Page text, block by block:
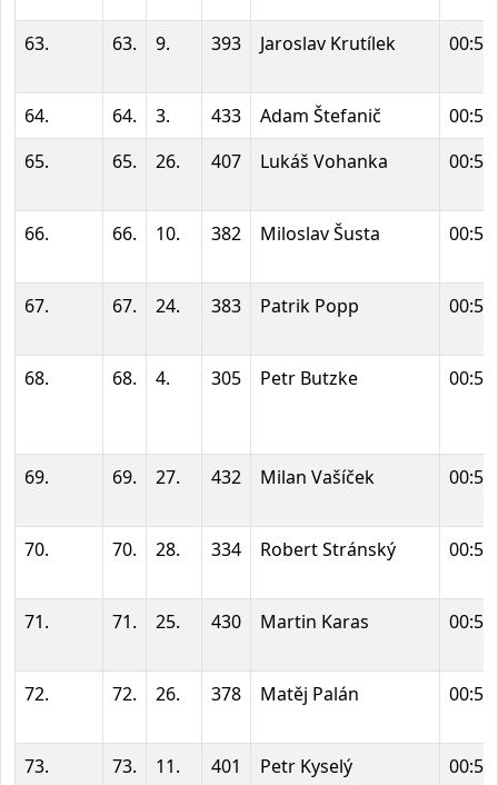
63. 63. 9. 393 Jaroslav Krutílek
64. 64. 3. 433 Adam Štefanič
65.
65. 26. 407 Lukáš Vohanka
66. 66. 10. 382 Miloslav Šusta
67. 67. 24. 383 Patrik Popp
68. 68. 4. 305 Petr Butzke
69. 69. 27. 432 Milan Vašíček
70. 70. 28. 334 Robert Stránský
71. 71. 25. 430 Martin Karas
72. 72. 26. 378 Matěj Palán
73. 73. 11. 401 Petr Kyselý